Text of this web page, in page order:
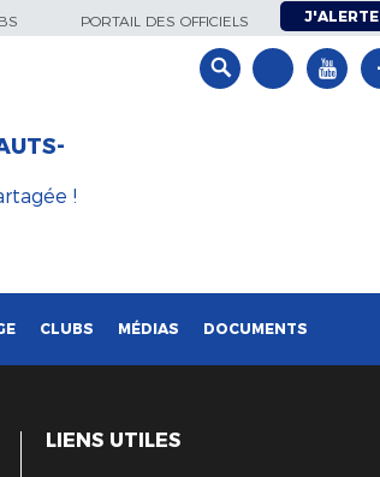
PORTAIL DES OFFICIELS J'ALERTE
!
CLUBS MÉDIAS DOCUMENTS
LIENS UTILES